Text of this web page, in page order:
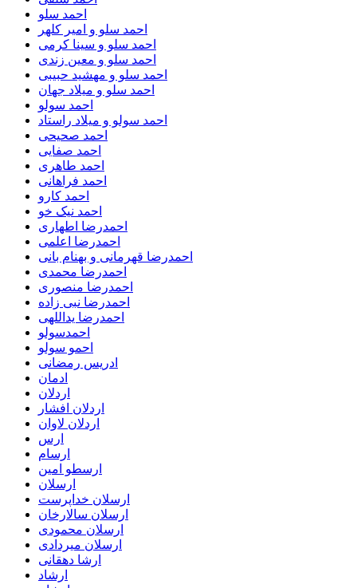
احمد سلو
احمد سلو و امیر کلهر
احمد سلو و سینا کرمی
احمد سلو و معین زندی
احمد سلو و مهشید حبیبی
احمد سلو و میلاد جهان
احمد سولو
احمد سولو و میلاد راستاد
احمد صحیحی
احمد صفایی
احمد طاهری
احمد فراهانی
احمد کارو
احمد نیک خو
احمدرضا اطهاری
احمدرضا اعلمی
احمدرضا قهرمانی و بهنام بانی
احمدرضا محمدی
احمدرضا منصوری
احمدرضا نبی زاده
احمدرضا یداللهی
احمدسولو
احمو سولو
ادریس رمضانی
ادمان
اردلان
اردلان افشار
اردلان لاوان
ارس
ارسام
ارسطو امین
ارسلان
ارسلان خداپرست
ارسلان سالارخان
ارسلان محمودی
ارسلان میردادی
ارشا دهقانی
ارشاد